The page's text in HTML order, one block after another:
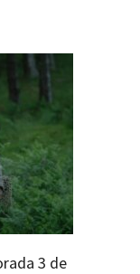
3 de